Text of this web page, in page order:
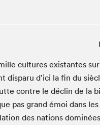
cul­tures exis­tantes
dis­paru d’ici la fin du
con­tre le déclin de la
pas grand émoi dans
des nations